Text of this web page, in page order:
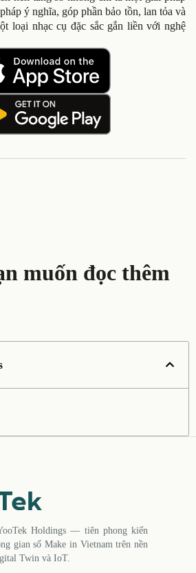
ý nghĩa, góp phần bảo tồn, lan tỏa và
loại nhạc cụ đặc sắc gắn liền với nghệ
muốn đọc thêm
Holdings — tiên phong kiến
gian số Make in Vietnam trên nền
Twin và IoT.